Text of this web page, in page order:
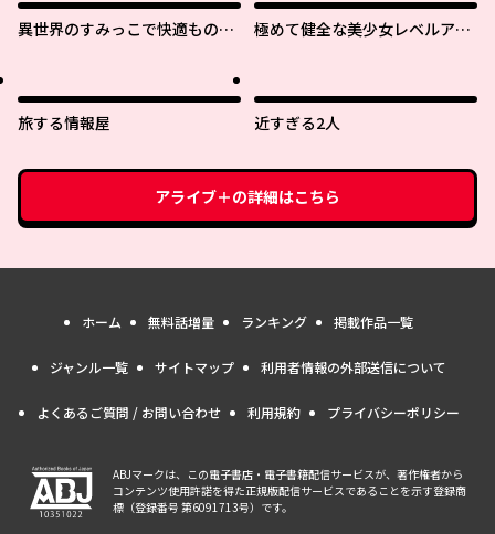
異世界のすみっこで快適ものづ
房はちょっとやりすぎ性能だっ
た～
極めて健全な美少女レベルアッ
旅する情報屋 近すぎる2人
アライブ＋の詳細はこちら
ホーム 無料話増量 ランキング 掲載作品一覧
ジャンル一覧 サイトマップ 利用者情報の外部送信について
よくあるご質問 / お問い合わせ 利用規約 プライバシーポリシー
ABJマークは、この電子書店・電子書籍配信サービスが、著作権者から
コンテンツ使用許諾を得た正規版配信サービスであることを示す登録商
標（登録番号 第6091713号）です。